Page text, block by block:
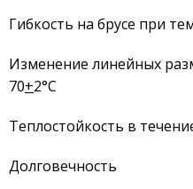
Гибкость на брусе при
Изменение линейных
70+2°С
Теплостойкость в
Долговечность